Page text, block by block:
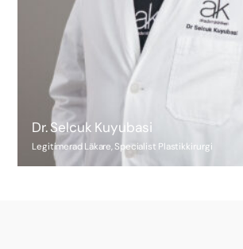
Dr. Selcuk Kuyubasi
Legitimerad Läkare, Specialist Plastikkirurgi